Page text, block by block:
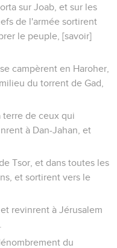
sur Joab, et sur les
de l'armée sortirent
le peuple, [savoir]
campèrent en Haroher,
du torrent de Gad,
terre de ceux qui
à Dan-Jahan, et
Tsor, et dans toutes les
et sortirent vers le
revinrent à Jérusalem
du